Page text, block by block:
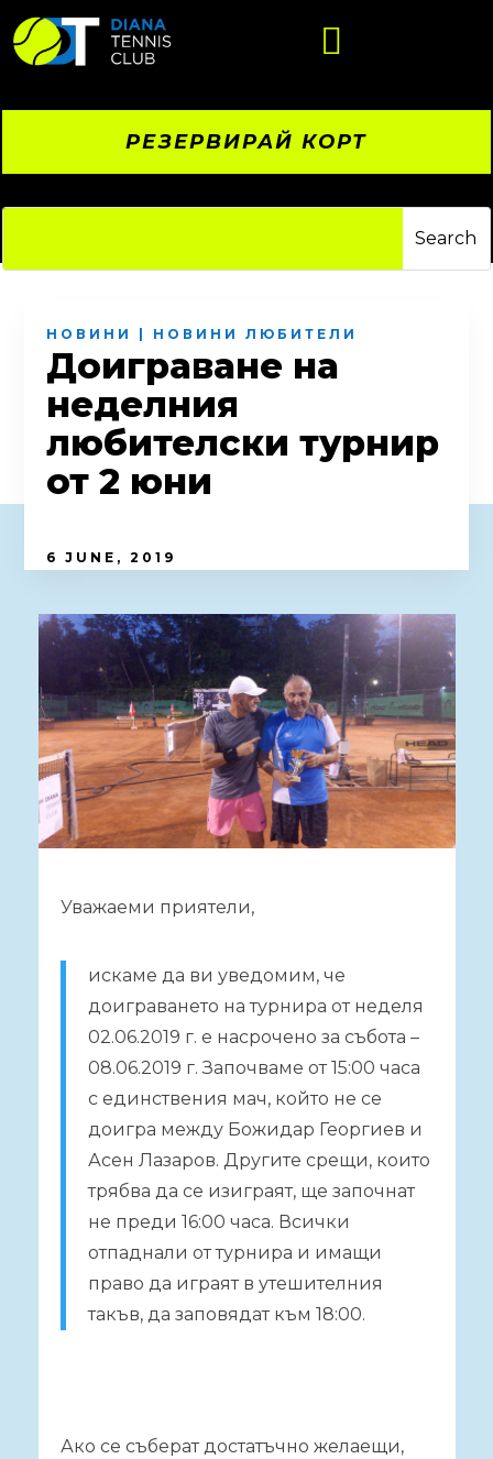

РЕЗЕРВИРАЙ КОРТ
НОВИНИ НОВИНИ ЛЮБИТЕЛИ
Доиграване на
неделния
любителски турнир
от 2 юни
6 JUNE, 2019
Уважаеми приятели,
искаме да ви уведомим, че
доиграването на турнира от неделя
02.06.2019 г. е насрочено за събота –
08.06.2019 г. Започваме от 15:00 часа
с единствения мач, който не се
доигра между Божидар Георгиев и
Асен Лазаров. Другите срещи, които
трябва да се изиграят, ще започнат
не преди 16:00 часа. Всички
отпаднали от турнира и имащи
право да играят в утешителния
такъв, да заповядат към 18:00.
Ако се съберат достатъчно желаещи,